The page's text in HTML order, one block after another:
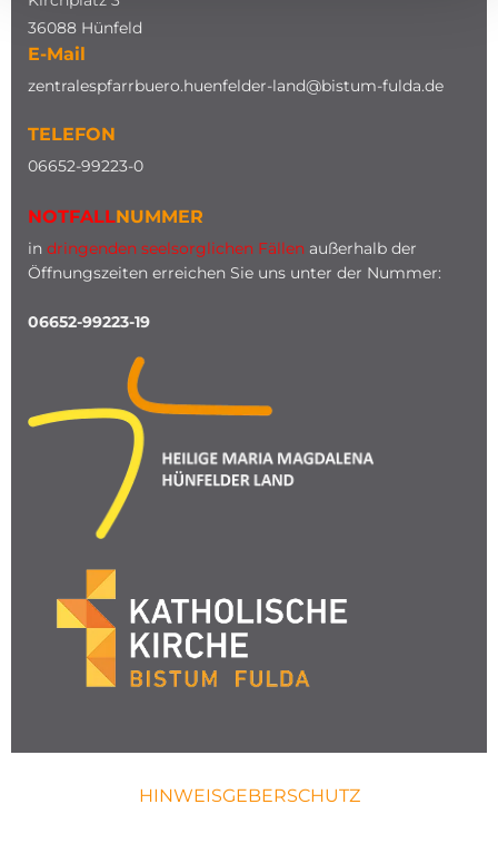
36088 Hünfeld
E-Mail
zentralespfarrbuero.huenfelder-land@bistum-fulda.de
TELEFON
06652-99223-0
NOTFALLNUMMER
in dringenden seelsorglichen Fällen außerhalb der
Öffnungszeiten erreichen Sie uns unter der Nummer:
06652-99223-19
HINWEISGEBERSCHUTZ